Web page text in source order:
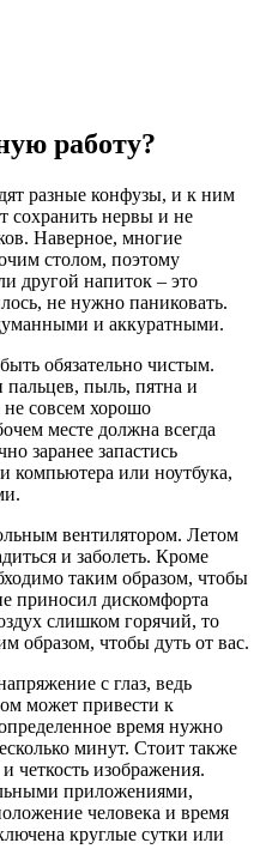
работу?
разные конфузы, и к ним
сохранить нервы и не
Наверное, многие
столом, поэтому
другой напиток – это
не нужно паниковать.
и аккуратными.
обязательно чистым.
пальцев, пыль, пятна и
совсем хорошо
месте должна всегда
заранее запастись
компьютера или ноутбука,
вентилятором. Летом
и заболеть. Кроме
таким образом, чтобы
приносил дискомфорта
слишком горячий, то
образом, чтобы дуть от вас.
с глаз, ведь
может привести к
время нужно
минут. Стоит также
четкость изображения.
приложениями,
человека и время
круглые сутки или